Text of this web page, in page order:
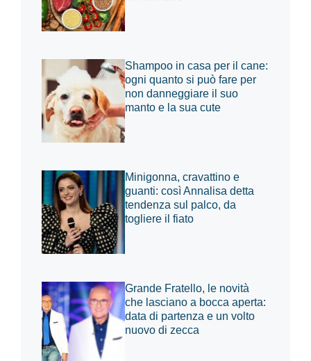
Shampoo in casa per il cane:
ogni quanto si può fare per
non danneggiare il suo
manto e la sua cute
Minigonna, cravattino e
guanti: così Annalisa detta
tendenza sul palco, da
togliere il fiato
Grande Fratello, le novità
che lasciano a bocca aperta:
data di partenza e un volto
nuovo di zecca